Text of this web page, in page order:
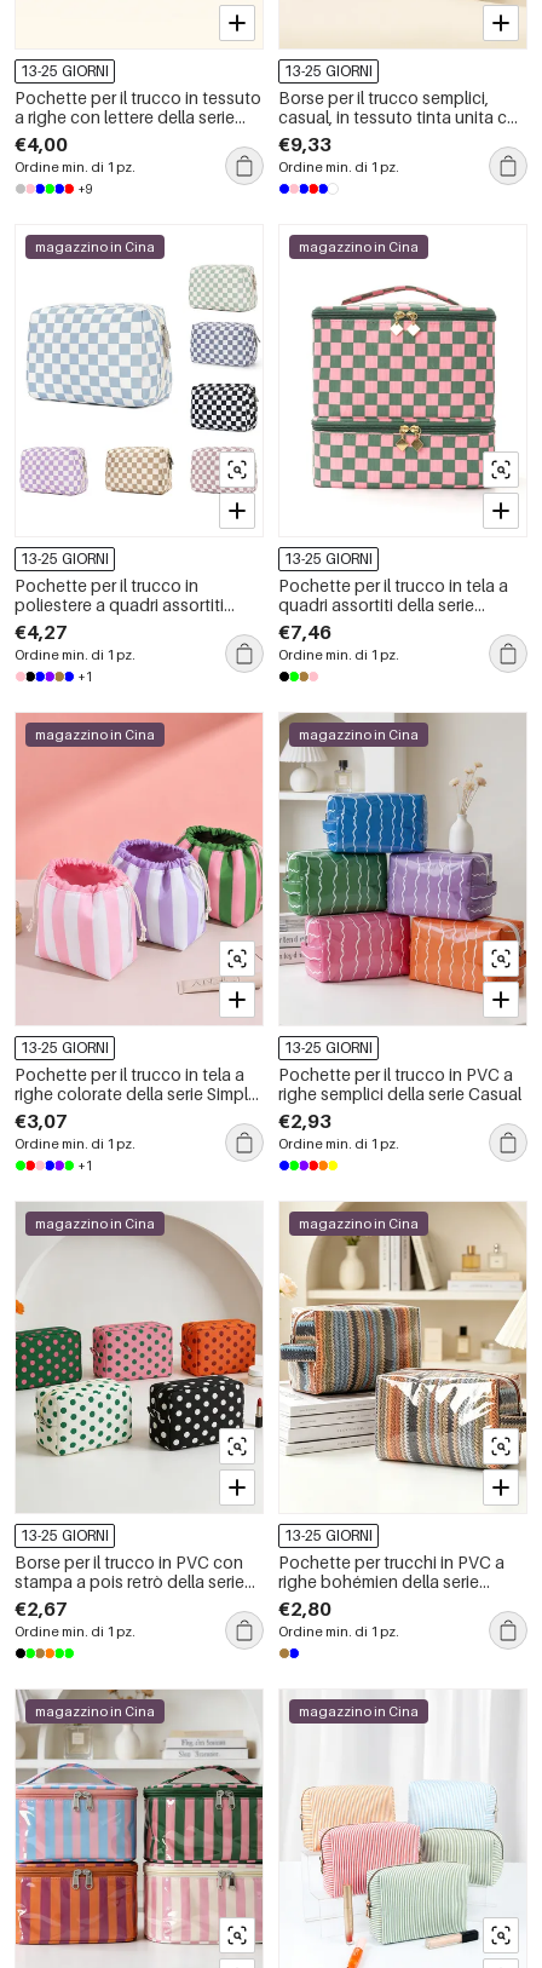
13-25 GIORNI
Pochette per il trucco in tessuto
a righe con lettere della serie
Simple, perfette per tutti i giorni
€4,00
Ordine min. di 1 pz.
+9
13-25 GIORNI
Borse per il trucco semplici,
casual, in tessuto tinta unita con
stampa floreale e lettere.
€9,33
Ordine min. di 1 pz.
magazzino in Cina
13-25 GIORNI
Pochette per il trucco in
poliestere a quadri assortiti
della serie Simple, colore
quotidiano
€4,27
Ordine min. di 1 pz.
+1
magazzino in Cina
13-25 GIORNI
Pochette per il trucco in tela a
quadri assortiti della serie
Simple, colore Daily Plaid
€7,46
Ordine min. di 1 pz.
magazzino in Cina
13-25 GIORNI
Pochette per il trucco in tela a
righe colorate della serie Simple,
modello Daily Stripe.
€3,07
Ordine min. di 1 pz.
+1
magazzino in Cina
13-25 GIORNI
Pochette per il trucco in PVC a
righe semplici della serie Casual
€2,93
Ordine min. di 1 pz.
magazzino in Cina
13-25 GIORNI
Borse per il trucco in PVC con
stampa a pois retrò della serie
Simple
€2,67
Ordine min. di 1 pz.
magazzino in Cina
13-25 GIORNI
Pochette per trucchi in PVC a
righe bohémien della serie
Ethnic, colori misti.
€2,80
Ordine min. di 1 pz.
magazzino in Cina magazzino in Cina